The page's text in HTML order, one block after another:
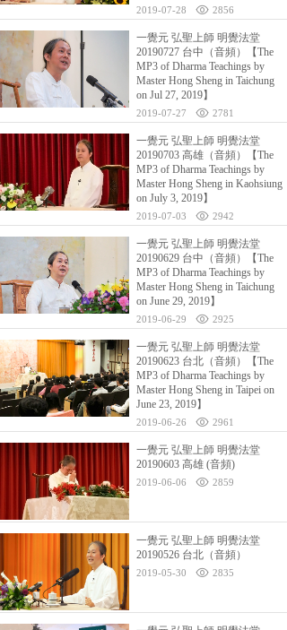
2019-07-28 2856
一覺元 弘聖上師 明覺法堂
20190727 台中（音頻）【The
MP3 of Dharma Teachings by
Master Hong Sheng in Taichung
on Jul 27, 2019】
2019-07-27 2781
一覺元 弘聖上師 明覺法堂
20190703 高雄（音頻）【The
MP3 of Dharma Teachings by
Master Hong Sheng in Kaohsiung
on July 3, 2019】
2019-07-03 2942
一覺元 弘聖上師 明覺法堂
20190629 台中（音頻）【The
MP3 of Dharma Teachings by
Master Hong Sheng in Taichung
on June 29, 2019】
2019-06-29 2925
一覺元 弘聖上師 明覺法堂
20190623 台北（音頻）【The
MP3 of Dharma Teachings by
Master Hong Sheng in Taipei on
June 23, 2019】
2019-06-26 2961
一覺元 弘聖上師 明覺法堂
20190603 高雄 (音頻)
2019-06-06 2859
一覺元 弘聖上師 明覺法堂
20190526 台北（音頻）
2019-05-30 2835